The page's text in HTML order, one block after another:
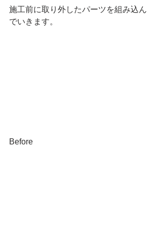
施工前に取り外したパーツを組み込ん
でいきます。
Before